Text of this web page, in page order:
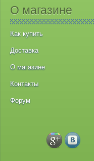
О магазине
Как купить
Доставка
О магазине
Контакты
Форум